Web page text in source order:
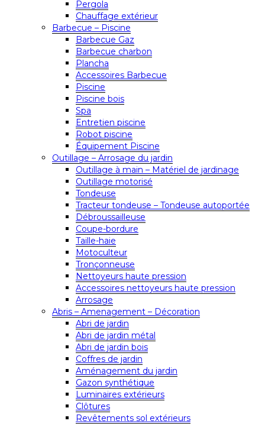
Pergola
Chauffage extérieur
Barbecue – Piscine
Barbecue Gaz
Barbecue charbon
Plancha
Accessoires Barbecue
Piscine
Piscine bois
Spa
Entretien piscine
Robot piscine
Équipement Piscine
Outillage – Arrosage du jardin
Outillage à main – Matériel de jardinage
Outillage motorisé
Tondeuse
Tracteur tondeuse – Tondeuse autoportée
Débroussailleuse
Coupe-bordure
Taille-haie
Motoculteur
Tronçonneuse
Nettoyeurs haute pression
Accessoires nettoyeurs haute pression
Arrosage
Abris – Amenagement – Décoration
Abri de jardin
Abri de jardin métal
Abri de jardin bois
Coffres de jardin
Aménagement du jardin
Gazon synthétique
Luminaires extérieurs
Clôtures
Revêtements sol extérieurs